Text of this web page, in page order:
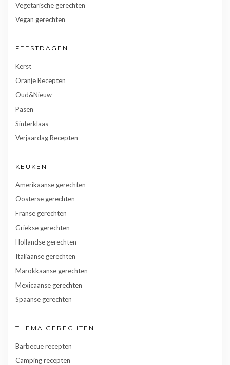
Vegetarische gerechten
Vegan gerechten
FEESTDAGEN
Kerst
Oranje Recepten
Oud&Nieuw
Pasen
Sinterklaas
Verjaardag Recepten
KEUKEN
Amerikaanse gerechten
Oosterse gerechten
Franse gerechten
Griekse gerechten
Hollandse gerechten
Italiaanse gerechten
Marokkaanse gerechten
Mexicaanse gerechten
Spaanse gerechten
THEMA GERECHTEN
Barbecue recepten
Camping recepten